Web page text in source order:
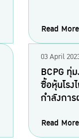
Read More
03 April
BCPG ทุ่
ซื้อหุ้นโร
กำลังกา
Read More